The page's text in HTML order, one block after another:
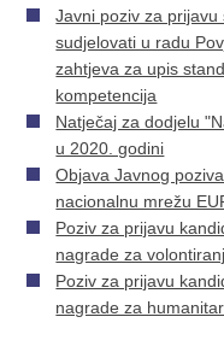
Javni poziv za
sudjelovati u radu
zahtjeva za upis
kompetencija
Natječaj za dodjelu
u 2020. godini
Objava Javnog
nacionalnu mrežu
Poziv za prijavu
nagrade za
Poziv za prijavu
nagrade za